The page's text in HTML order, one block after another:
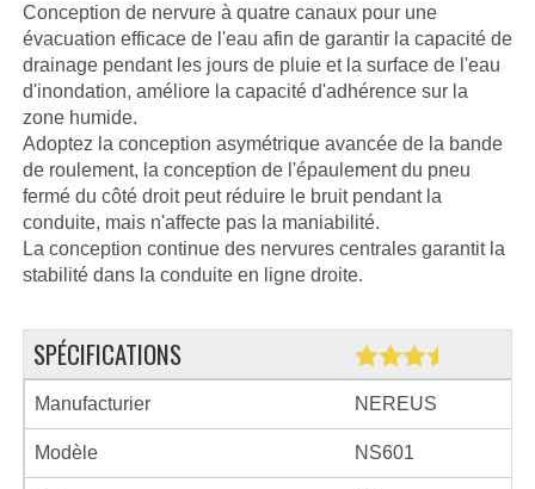
Conception de nervure à quatre canaux pour une
évacuation efficace de l'eau afin de garantir la capacité de
drainage pendant les jours de pluie et la surface de l'eau
d'inondation, améliore la capacité d'adhérence sur la
zone humide.
Adoptez la conception asymétrique avancée de la bande
de roulement, la conception de l'épaulement du pneu
fermé du côté droit peut réduire le bruit pendant la
conduite, mais n'affecte pas la maniabilité.
La conception continue des nervures centrales garantit la
stabilité dans la conduite en ligne droite.
SPÉCIFICATIONS
Manufacturier NEREUS
Modèle NS601